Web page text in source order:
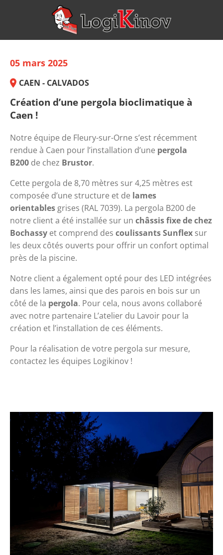
05 mars 2025
CAEN - CALVADOS
Création d’une pergola bioclimatique à
Caen !
Notre équipe de Fleury-sur-Orne s’est récemment
rendue à Caen pour l’installation d’une pergola
B200 de chez Brustor.
Cette pergola de 8,70 mètres sur 4,25 mètres est
composée d’une structure et de lames
orientables grises (RAL 7039). La pergola B200 de
notre client a été installée sur un châssis fixe de chez
Bochassy et comprend des coulissants Sunflex sur
les deux côtés ouverts pour offrir un confort optimal
près de la piscine.
Notre client a également opté pour des LED intégrées
dans les lames, ainsi que des parois en bois sur un
côté de la pergola. Pour cela, nous avons collaboré
avec notre partenaire L’atelier du Lavoir pour la
création et l’installation de ces éléments.
Pour la réalisation de votre pergola sur mesure,
contactez les équipes Logikinov !